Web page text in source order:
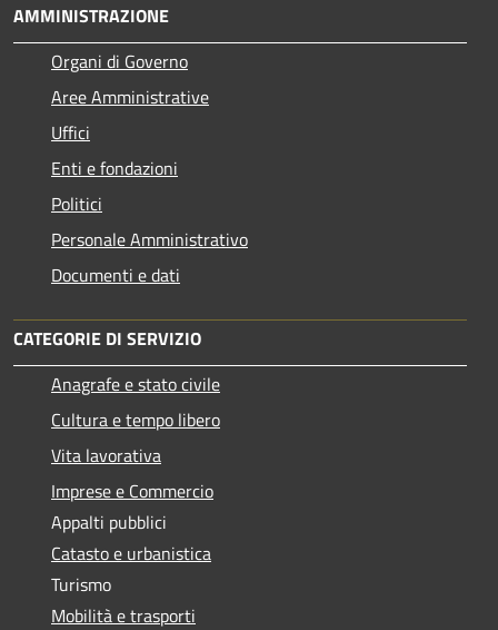
AMMINISTRAZIONE
Organi di Governo
Aree Amministrative
Uffici
Enti e fondazioni
Politici
Personale Amministrativo
Documenti e dati
CATEGORIE DI SERVIZIO
Anagrafe e stato civile
Cultura e tempo libero
Vita lavorativa
Imprese e Commercio
Appalti pubblici
Catasto e urbanistica
Turismo
Mobilità e trasporti